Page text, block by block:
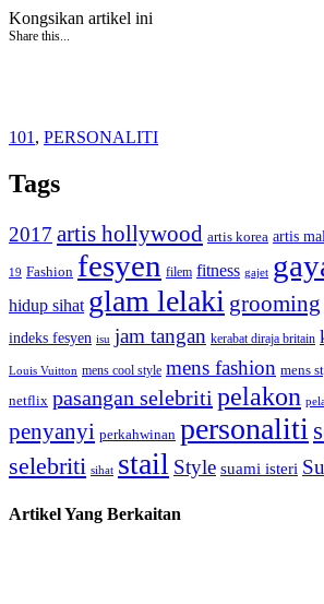
Kongsikan artikel ini
Share this...
101 , PERSONALITI
Tags
2017 artis hollywood artis korea artis
19 Fashion fesyen filem fitness gajet
hidup sihat glam lelaki grooming
indeks fesyen isu jam tangan kerabat diraja britain
Louis Vuitton mens cool style mens fashion mens
netflix pasangan selebriti pelakon
penyanyi perkahwinan personaliti
selebriti sihat stail Style suami isteri
Artikel Yang Berkaitan